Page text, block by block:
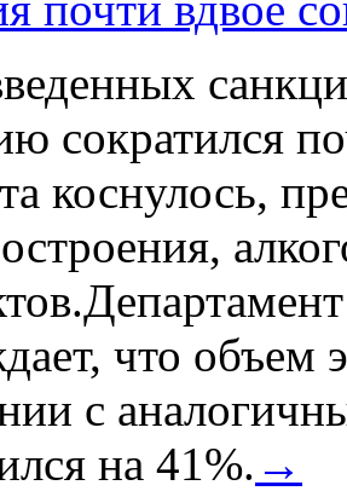
сократился
коснулось,
что объем
с
на 41%. →